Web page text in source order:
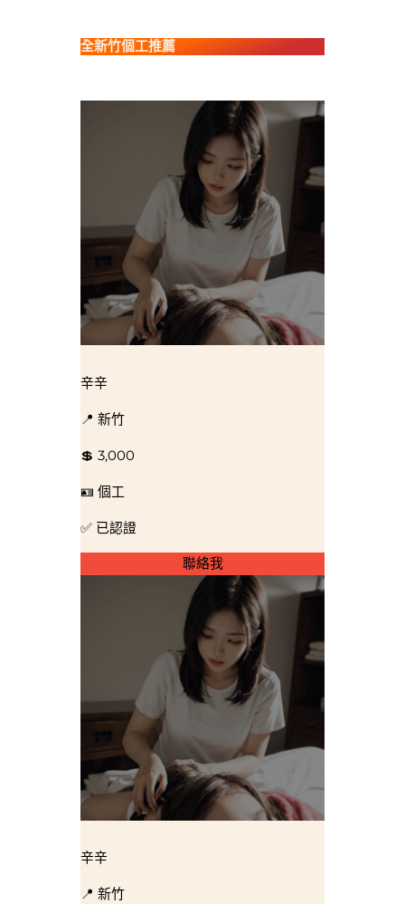
全新竹個工推薦
辛辛
📍 新竹
💲 3,000
🪪 個工
✅ 已認證
聯絡我
辛辛
📍 新竹